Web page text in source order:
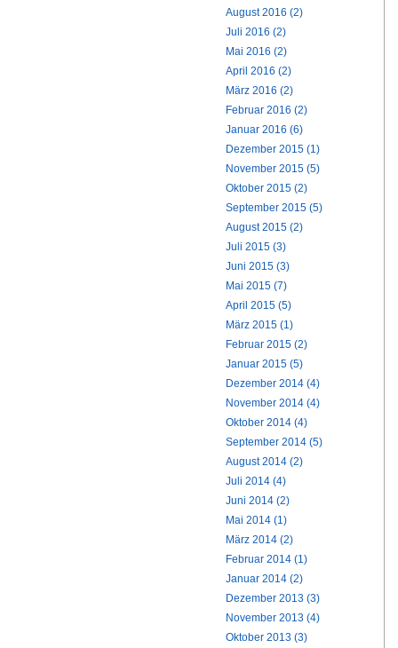
August 2016 (2)
Juli 2016 (2)
Mai 2016 (2)
April 2016 (2)
März 2016 (2)
Februar 2016 (2)
Januar 2016 (6)
Dezember 2015 (1)
November 2015 (5)
Oktober 2015 (2)
September 2015 (5)
August 2015 (2)
Juli 2015 (3)
Juni 2015 (3)
Mai 2015 (7)
April 2015 (5)
März 2015 (1)
Februar 2015 (2)
Januar 2015 (5)
Dezember 2014 (4)
November 2014 (4)
Oktober 2014 (4)
September 2014 (5)
August 2014 (2)
Juli 2014 (4)
Juni 2014 (2)
Mai 2014 (1)
März 2014 (2)
Februar 2014 (1)
Januar 2014 (2)
Dezember 2013 (3)
November 2013 (4)
Oktober 2013 (3)